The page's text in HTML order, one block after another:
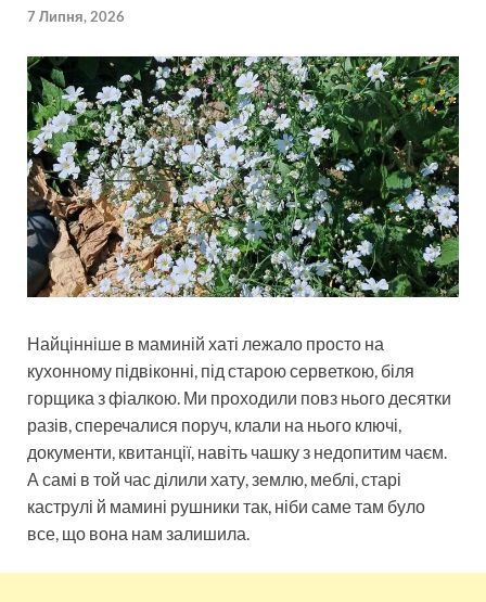
7 Липня, 2026
Найцінніше в маминій хаті лежало просто на
кухонному підвіконні, під старою серветкою, біля
горщика з фіалкою. Ми проходили повз нього десятки
разів, сперечалися поруч, клали на нього ключі,
документи, квитанції, навіть чашку з недопитим чаєм.
А самі в той час ділили хату, землю, меблі, старі
каструлі й мамині рушники так, ніби саме там було
все, що вона нам залишила.